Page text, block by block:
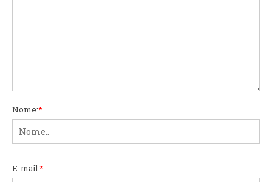
Nome:*
E-mail:*